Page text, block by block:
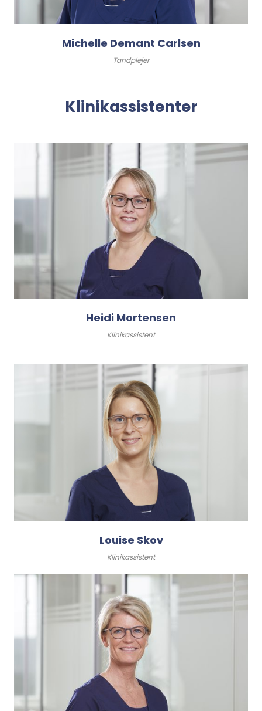
Michelle Demant Carlsen
Tandplejer
Klinikassistenter
Heidi Mortensen
Klinikassistent
Louise Skov
Klinikassistent